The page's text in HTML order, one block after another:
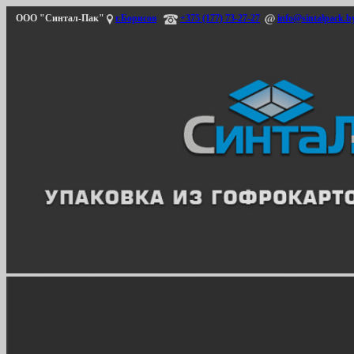
ООО "Синтал-Пак" г.Борисов +375 (177) 73-27-27